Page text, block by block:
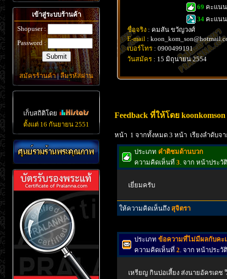
เข้าสู่ระบบร้านค้า
Shopuser :
Password :
สมัครร้านค้า|ลืมรหัสผ่าน
เก็บสถิติโดย
ตั้งแต่ 16 กันยายน 2551
69 คะแน
34 คะแน
ชื่อจริง : คมสัน ขวัญวงศ์
E-mail :
เบอร์โทร : 0900499191
วันสมัคร : 15 มิถุนายน 2554
Feedback ที่ให้โดย koonkomson
หน้า 1 จากทั้งหมด 3 หน้า เรียงลำดับจา
ประเภท คำติชมด้านบวก
ความคิดเห็นที่ 3. จาก หน้าประวั
เยี่ยมครับ
ให้ความคิดเห็นถึง สุจิตรา
ประเภท ข้อความที่ไม่มีผลกับคะ
ความคิดเห็นที่ 2. จาก หน้าประวั
เหรียญ กินบ่อเสี้ยง ส่งนายอัครเดช